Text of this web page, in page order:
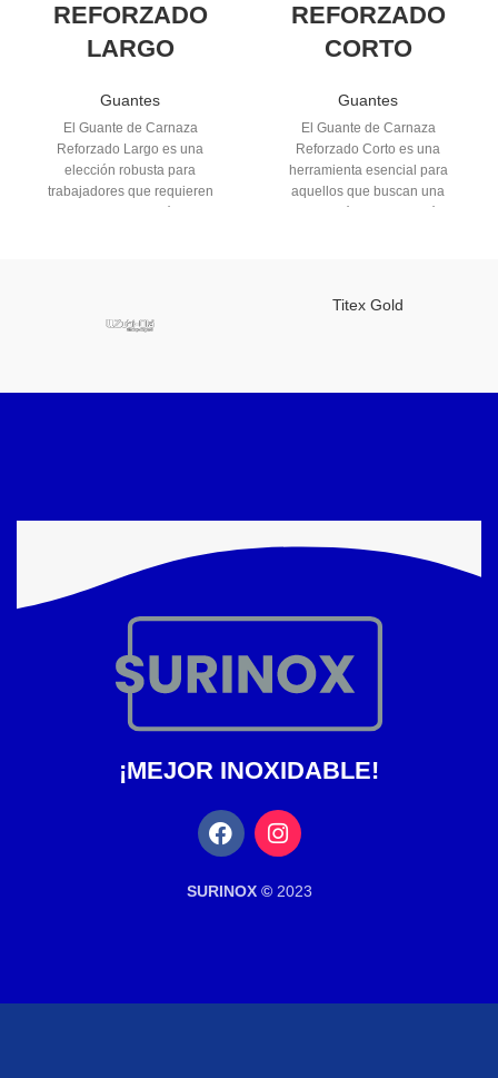
REFORZADO
LARGO
Guantes
El Guante de Carnaza
Reforzado Largo es una
elección robusta para
trabajadores que requieren
excepcional, resistiendo el
REFORZADO
CORTO
Guantes
El Guante de Carnaza
Reforzado Corto es una
herramienta esencial para
aquellos que buscan una
este guante proporciona
Titex Gold
¡MEJOR INOXIDABLE!
SURINOX © 2023